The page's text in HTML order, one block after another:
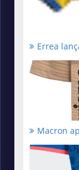
Errea
Macron